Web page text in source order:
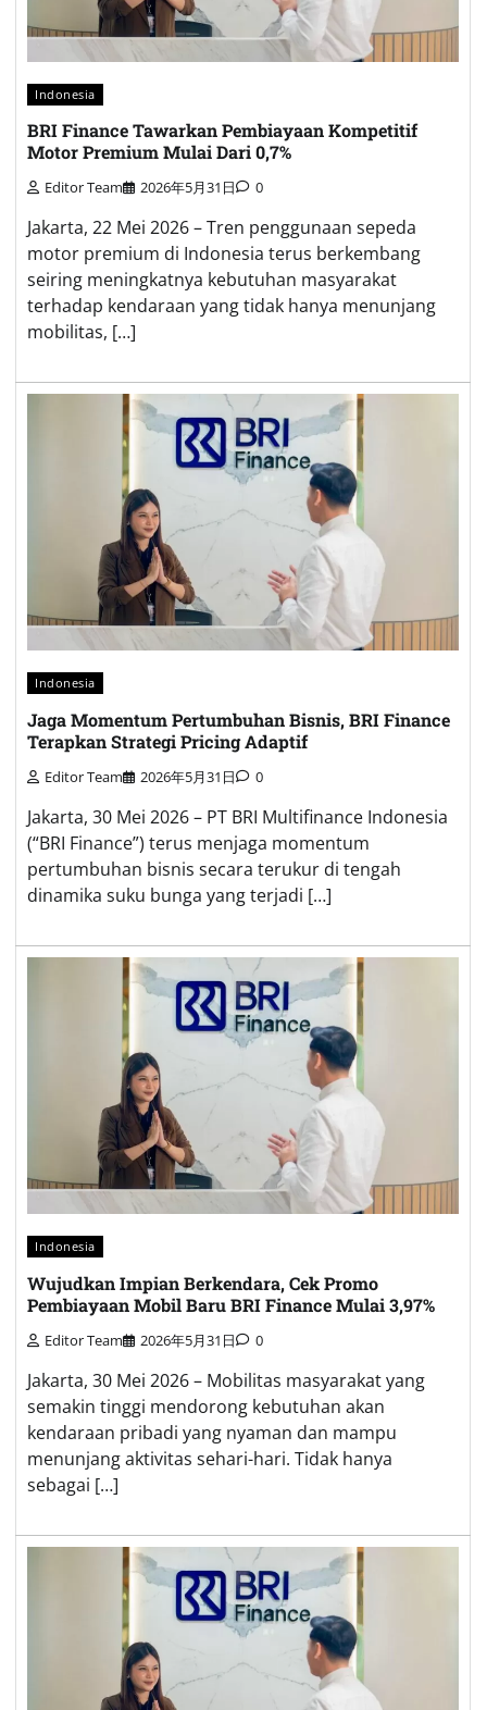
Indonesia
BRI Finance Tawarkan Pembiayaan Kompetitif
Motor Premium Mulai Dari 0,7%
Editor Team 2026年5月31日 0
Jakarta, 22 Mei 2026 – Tren penggunaan sepeda
motor premium di Indonesia terus berkembang
seiring meningkatnya kebutuhan masyarakat
terhadap kendaraan yang tidak hanya menunjang
mobilitas, […]
Indonesia
Jaga Momentum Pertumbuhan Bisnis, BRI Finance
Terapkan Strategi Pricing Adaptif
Editor Team 2026年5月31日 0
Jakarta, 30 Mei 2026 – PT BRI Multifinance Indonesia
(“BRI Finance”) terus menjaga momentum
pertumbuhan bisnis secara terukur di tengah
dinamika suku bunga yang terjadi […]
Indonesia
Wujudkan Impian Berkendara, Cek Promo
Pembiayaan Mobil Baru BRI Finance Mulai 3,97%
Editor Team 2026年5月31日 0
Jakarta, 30 Mei 2026 – Mobilitas masyarakat yang
semakin tinggi mendorong kebutuhan akan
kendaraan pribadi yang nyaman dan mampu
menunjang aktivitas sehari-hari. Tidak hanya
sebagai […]